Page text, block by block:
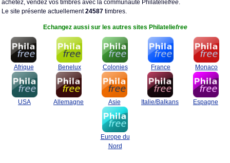
achetez, vendez vos timbres avec la communauté Philatéliefree.
Le site présente actuellement24587 timbres.
Echangez aussi sur les autres sites Philateliefree
Afrique Benelux Colonies France Monaco
USA Allemagne Asie Italie/Balkans Espagne
Europe du
Nord